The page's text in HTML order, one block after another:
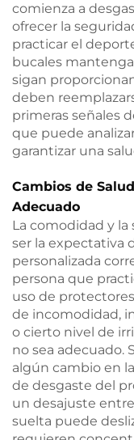
comienza a
ofrecer la
practicar el
bucales
sigan
deben
primeras señales
que puede
garantizar una
Cambios de
Adecuado
La comodidad y
ser la expectativa
personalizada
persona que
uso de
de incomodidad,
o cierto nivel de
no sea adecuado.
algún cambio en
de desgaste del
un desajuste
suelta puede